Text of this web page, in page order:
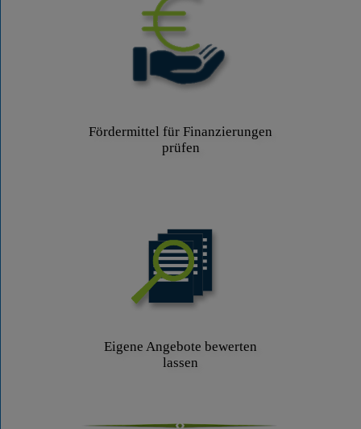
Fördermittel für Finanzierungen
prüfen
Eigene Angebote bewerten
lassen